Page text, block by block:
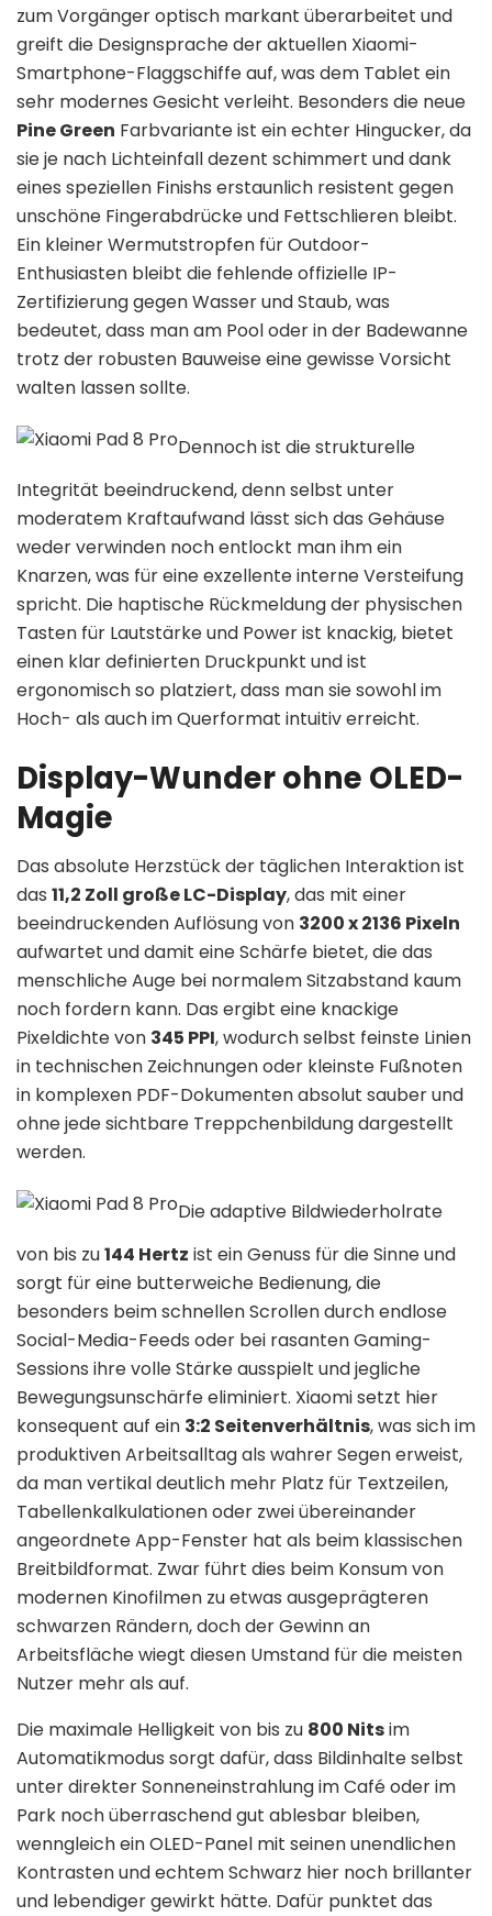
zum Vorgänger optisch markant überarbeitet und
greift die Designsprache der aktuellen Xiaomi-
Smartphone-Flaggschiffe auf, was dem Tablet ein
sehr modernes Gesicht verleiht. Besonders die neue
Pine Green Farbvariante ist ein echter Hingucker, da
sie je nach Lichteinfall dezent schimmert und dank
eines speziellen Finishs erstaunlich resistent gegen
unschöne Fingerabdrücke und Fettschlieren bleibt.
Ein kleiner Wermutstropfen für Outdoor-
Enthusiasten bleibt die fehlende offizielle IP-
Zertifizierung gegen Wasser und Staub, was
bedeutet, dass man am Pool oder in der Badewanne
trotz der robusten Bauweise eine gewisse Vorsicht
walten lassen sollte.
Dennoch ist die strukturelle
Integrität beeindruckend, denn selbst unter
moderatem Kraftaufwand lässt sich das Gehäuse
weder verwinden noch entlockt man ihm ein
Knarzen, was für eine exzellente interne Versteifung
spricht. Die haptische Rückmeldung der physischen
Tasten für Lautstärke und Power ist knackig, bietet
einen klar definierten Druckpunkt und ist
ergonomisch so platziert, dass man sie sowohl im
Hoch- als auch im Querformat intuitiv erreicht.
Display-Wunder ohne OLED-
Magie
Das absolute Herzstück der täglichen Interaktion ist
das 11,2 Zoll große LC-Display, das mit einer
beeindruckenden Auflösung von 3200 x 2136 Pixeln
aufwartet und damit eine Schärfe bietet, die das
menschliche Auge bei normalem Sitzabstand kaum
noch fordern kann. Das ergibt eine knackige
Pixeldichte von 345 PPI, wodurch selbst feinste Linien
in technischen Zeichnungen oder kleinste Fußnoten
in komplexen PDF-Dokumenten absolut sauber und
ohne jede sichtbare Treppchenbildung dargestellt
werden.
Die adaptive Bildwiederholrate
von bis zu144 Hertz ist ein Genuss für die Sinne und
sorgt für eine butterweiche Bedienung, die
besonders beim schnellen Scrollen durch endlose
Social-Media-Feeds oder bei rasanten Gaming-
Sessions ihre volle Stärke ausspielt und jegliche
Bewegungsunschärfe eliminiert. Xiaomi setzt hier
konsequent auf ein 3:2 Seitenverhältnis, was sich im
produktiven Arbeitsalltag als wahrer Segen erweist,
da man vertikal deutlich mehr Platz für Textzeilen,
Tabellenkalkulationen oder zwei übereinander
angeordnete App-Fenster hat als beim klassischen
Breitbildformat. Zwar führt dies beim Konsum von
modernen Kinofilmen zu etwas ausgeprägteren
schwarzen Rändern, doch der Gewinn an
Arbeitsfläche wiegt diesen Umstand für die meisten
Nutzer mehr als auf.
Die maximale Helligkeit von bis zu 800 Nitsim
Automatikmodus sorgt dafür, dass Bildinhalte selbst
unter direkter Sonneneinstrahlung im Café oder im
Park noch überraschend gut ablesbar bleiben,
wenngleich ein OLED-Panel mit seinen unendlichen
Kontrasten und echtem Schwarz hier noch brillanter
und lebendiger gewirkt hätte. Dafür punktet das